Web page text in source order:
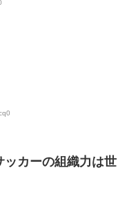
ッカーの組織力は世